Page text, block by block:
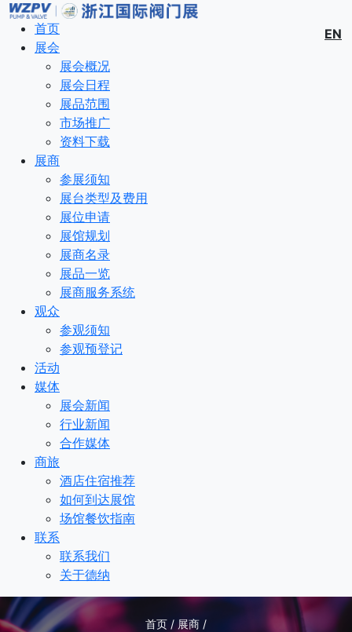
EN
首页
展会
展会概况
展会日程
展品范围
市场推广
资料下载
展商
参展须知
展台类型及费用
展位申请
展馆规划
展商名录
展品一览
展商服务系统
观众
参观须知
参观预登记
活动
媒体
展会新闻
行业新闻
合作媒体
商旅
酒店住宿推荐
如何到达展馆
场馆餐饮指南
联系
联系我们
关于德纳
首页 / 展商 /